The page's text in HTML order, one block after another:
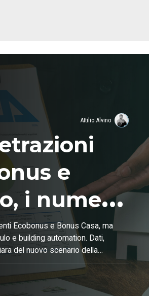
Attilio Alvino
e
i numeri
Ecobonus e Bonus Casa, ma
e building automation. Dati,
del nuovo scenario della